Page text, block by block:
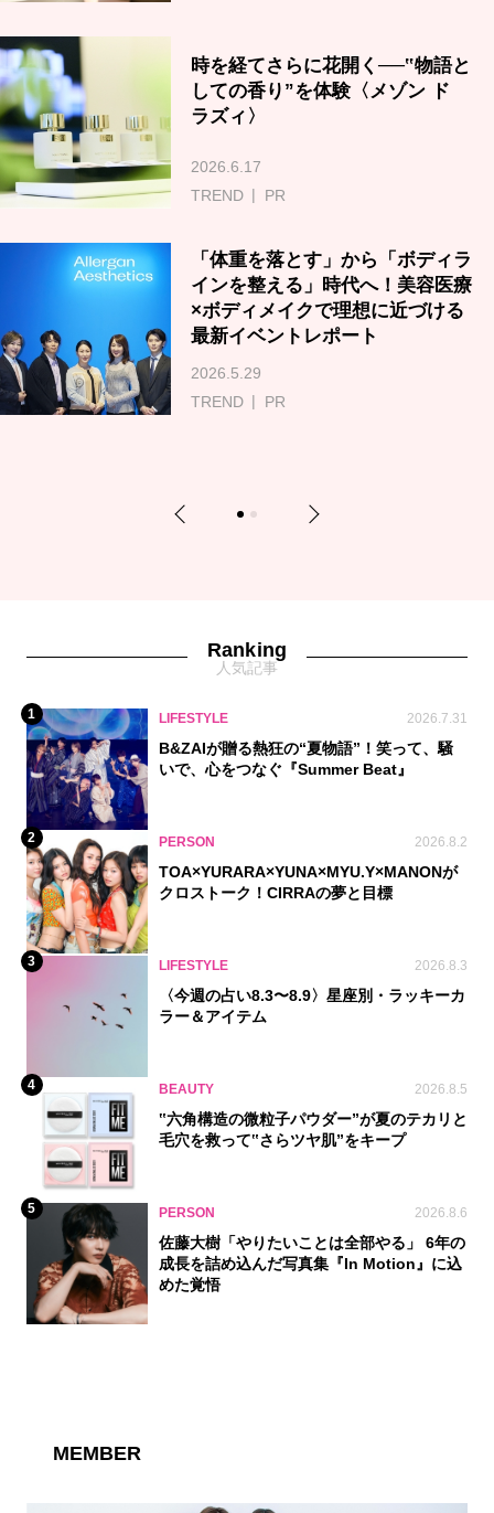
時を経てさらに花開く──‟物語と
しての香り”を体験〈メゾン ド
ラズィ〉
2026.6.17
TREND
PR
「体重を落とす」から「ボディラ
インを整える」時代へ！美容医療
×ボディメイクで理想に近づける
最新イベントレポート
2026.5.29
TREND
PR
Previous 1 2 Next
Ranking
人気記事
1 LIFESTYLE 2026.7.31
B&ZAIが贈る熱狂の“夏物語”！笑って、騒
いで、心をつなぐ『Summer Beat』
2 PERSON 2026.8.2
TOA×YURARA×YUNA×MYU.Y×MANONが
クロストーク！CIRRAの夢と目標
3 LIFESTYLE 2026.8.3
〈今週の占い8.3〜8.9〉星座別・ラッキーカ
ラー＆アイテム
4 BEAUTY 2026.8.5
‟六角構造の微粒子パウダー”が夏のテカリと
毛穴を救って‟さらツヤ肌”をキープ
5 PERSON 2026.8.6
佐藤大樹「やりたいことは全部やる」 6年の
成長を詰め込んだ写真集『In Motion』に込
めた覚悟
MEMBER